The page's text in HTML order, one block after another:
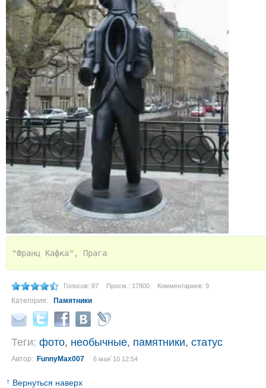
"Франц Кафка", Прага
Голосов: 87 Просм.: 17800 Комментариев: 9
Категория: Памятники
Теги: фото, необычные, памятники, статус
Автор: FunnyMax007 6 мая´10 12:54
↑ Вернуться наверх